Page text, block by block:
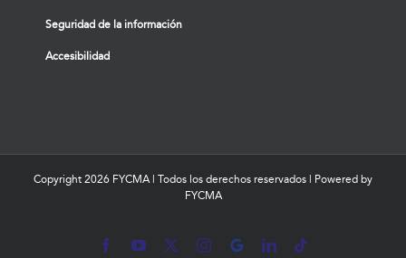
Seguridad de la información
Accesibilidad
Copyright 2026 FYCMA | Todos los derechos reservados | Powered by
FYCMA
FacebookYouTube
X Instagram
MyBusinessLinkedInTiktok